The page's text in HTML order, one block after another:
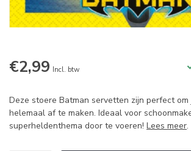
€2,99 Incl. btw
Deze stoere Batman servetten zijn perfect
helemaal af te maken. Ideaal voor
superheldenthema door te voeren! Lees meer.